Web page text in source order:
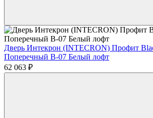
Дверь Интекрон (INTECRON) Профит
Поперечный В-07 Белый лофт
62 063 ₽